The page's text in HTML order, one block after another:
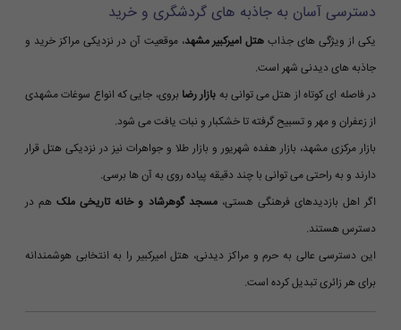
دسترسی آسان به جاذبه های گردشگری و خرید
یکی از ویژگی های جذاب هتل امیرکبیر مشهد، موقعیت آن در نزدیکی مراکز خرید و
جاذبه های دیدنی شهر است.
در فاصله ای کوتاه از هتل می توانی به بازار رضا بروی، جایی که انواع سوغات مشهدی
از زعفران و مهر و تسبیح گرفته تا خشکبار و نبات یافت می شود.
بازار مرکزی مشهد، بازار هفده شهریور و بازار طلا و جواهرات نیز در نزدیکی هتل قرار
دارند و به راحتی می توانی با چند دقیقه پیاده روی به آن ها برسی.
اگر اهل بازدیدهای فرهنگی هستی،مسجد گوهرشاد و خانه تاریخی ملکهم در
دسترس هستند.
این دسترسی عالی به حرم و مراکز دیدنی، هتل امیرکبیر را به انتخابی هوشمندانه
برای هر زائری تبدیل کرده است.